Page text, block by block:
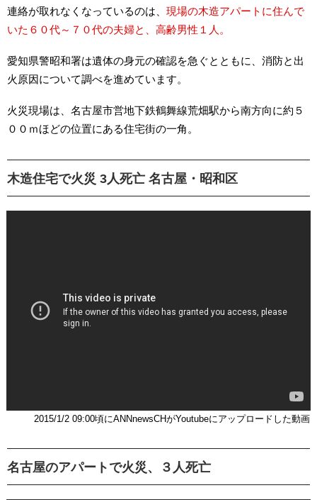
連絡が取れなくなっているのは、 現場の木造アパートに住んで
いた６０代～７０代の夫婦と、高齢男性１人。
愛知県警昭和署は遺体の身元の確認を急ぐとともに、消防と出
火原因について調べを進めています。
火災現場は、名古屋市営地下鉄鶴舞線荒畑駅から南方向に約５
００ｍほどの位置にある住宅街の一角。
木造住宅で火災 3人死亡 名古屋・昭和区
2015/1/2 09:00頃にANNnewsCHがYoutubeにアップロードした動画
名古屋のアパートで火災、３人死亡